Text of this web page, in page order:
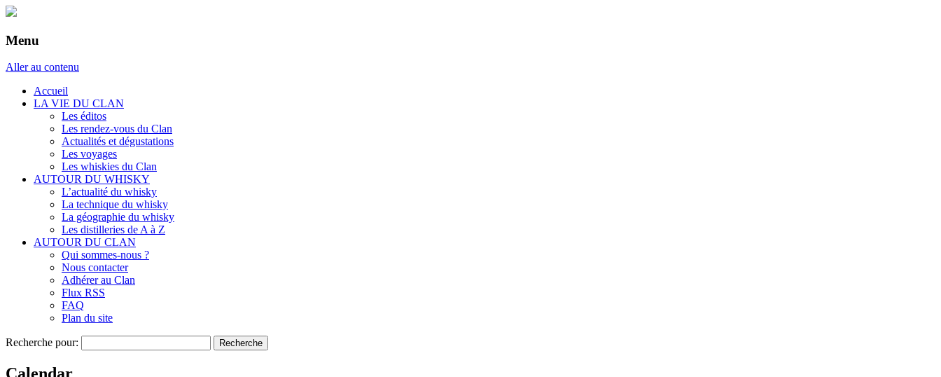
Menu
Aller au contenu
Accueil
LA VIE DU CLAN
Les éditos
Les rendez-vous du Clan
Actualités et dégustations
Les voyages
Les whiskies du Clan
AUTOUR DU WHISKY
L’actualité du whisky
La technique du whisky
La géographie du whisky
Les distilleries de A à Z
AUTOUR DU CLAN
Qui sommes-nous ?
Nous contacter
Adhérer au Clan
Flux RSS
FAQ
Plan du site
Recherche pour: